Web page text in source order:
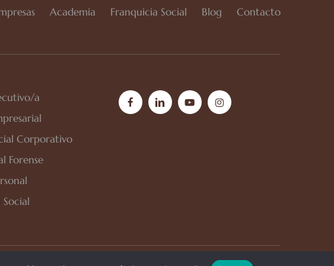
Academia Franquicia Social Blog Contacto
a
Corporativo
Forense
facebooklinkedinyoutubeinstagram